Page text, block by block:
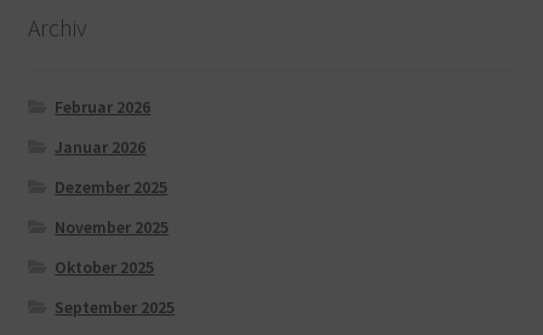
Archiv
Februar 2026
Januar 2026
Dezember 2025
November 2025
Oktober 2025
September 2025